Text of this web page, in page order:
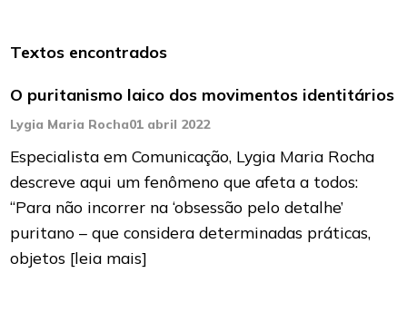
Textos encontrados
O puritanismo laico dos movimentos identitários
Lygia Maria Rocha01 abril 2022
Especialista em Comunicação, Lygia Maria Rocha
descreve aqui um fenômeno que afeta a todos:
“Para não incorrer na ‘obsessão pelo detalhe’
puritano – que considera determinadas práticas,
objetos [leia mais]